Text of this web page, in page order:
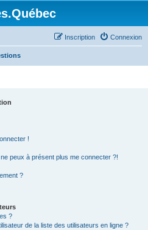
Connexion
Inscription
!
peux à présent plus me connecter ?!
?
?
de la liste des utilisateurs en ligne ?